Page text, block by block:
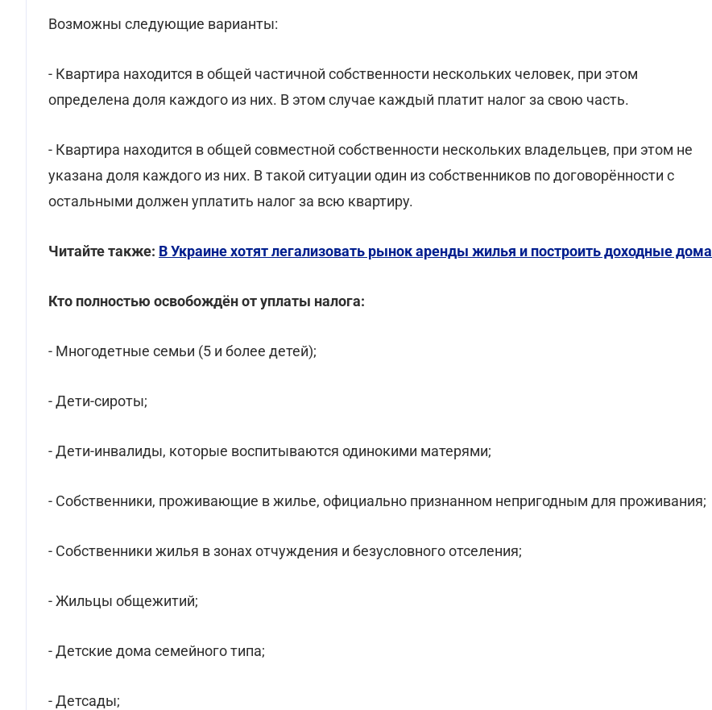
Возможны следующие варианты:
- Квартира находится в общей частичной собственности нескольких человек, при этом
определена доля каждого из них. В этом случае каждый платит налог за свою часть.
- Квартира находится в общей совместной собственности нескольких владельцев, при этом не
указана доля каждого из них. В такой ситуации один из собственников по договорённости с
остальными должен уплатить налог за всю квартиру.
Читайте также: В Украине хотят легализовать рынок аренды жилья и построить доходные дома
Кто полностью освобождён от уплаты налога:
- Многодетные семьи (5 и более детей);
- Дети-сироты;
- Дети-инвалиды, которые воспитываются одинокими матерями;
- Собственники, проживающие в жилье, официально признанном непригодным для проживания;
- Собственники жилья в зонах отчуждения и безусловного отселения;
- Жильцы общежитий;
- Детские дома семейного типа;
- Детсады;